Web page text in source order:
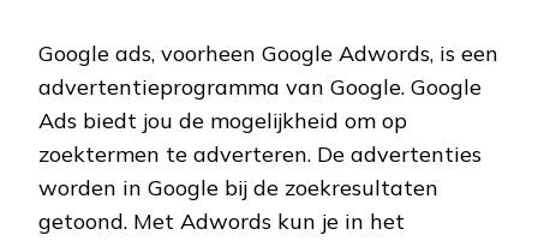
Google ads, voorheen Google Adwords, is een
advertentieprogramma van Google. Google
Ads biedt jou de mogelijkheid om op
zoektermen te adverteren. De advertenties
worden in Google bij de zoekresultaten
getoond. Met Adwords kun je in het